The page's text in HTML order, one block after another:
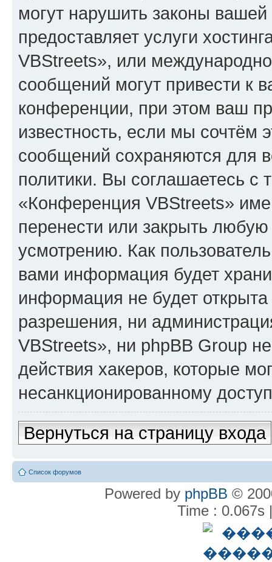
могут нарушить законы
предоставляет услуги
VBStreets», или
сообщений могут привести к
конференции, при этом ваш
известность, если мы сочтём
сообщений сохраняются для
политики. Вы соглашаетесь
«Конференция VBStreets»
перенести или закрыть
усмотрению. Как
вами информация будет
информация не будет
разрешения, ни
VBStreets», ни phpBB Group
действия хакеров, которые
несанкционированному
Вернуться на страницу входа
Список форумов
Powered by phpBB ©
Time : 0.067s